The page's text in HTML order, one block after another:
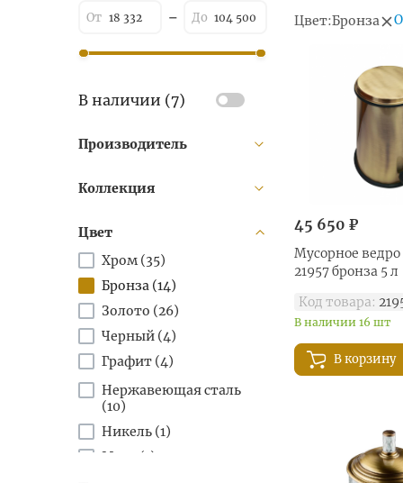
Цвет:Бронза
45 650 ₽
Мусорное
21957 бронза 5 л
Код товара:
В наличии 16 шт
В корзину
В наличии (7)
Производитель
Коллекция
Цвет
Хром (35)
Бронза (14)
Золото (26)
Черный (4)
Графит (4)
Нержавеющая сталь
(10)
Никель (1)
Медь ( )